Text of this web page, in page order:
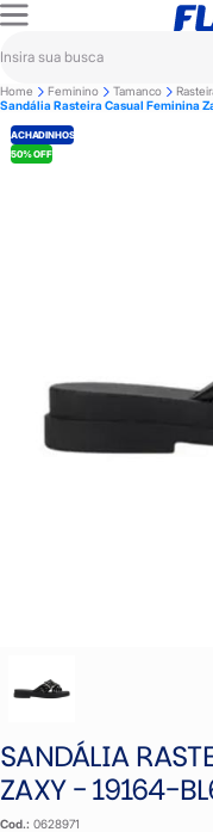
Home Feminino Tamanco
Sandália Rasteira Casual Feminina
50% OFF
ACHADINHOS
SANDÁLIA
ZAXY - 19164-
Cod.: 0628971